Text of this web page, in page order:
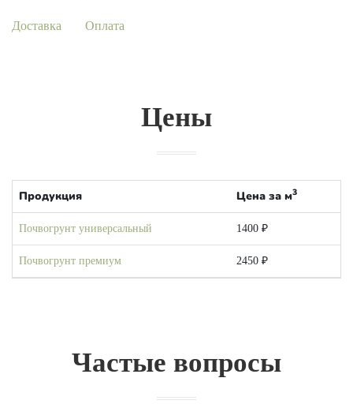
Доставка Оплата
Цены
Продукция Цена за м3
Почвогрунт универсальный 1400 ₽
Почвогрунт премиум 2450 ₽
Частые вопросы